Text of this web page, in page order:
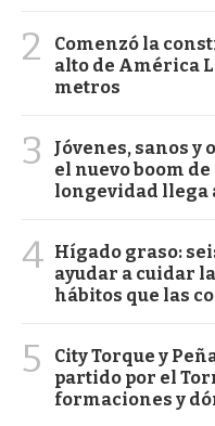
2
Comenzó la
alto de América
metros
3
Jóvenes, sanos y
el nuevo boom
longevidad llega
4 Hígado graso:
ayudar a cuidar
hábitos que las
5
City Torque y
partido por el
formaciones y